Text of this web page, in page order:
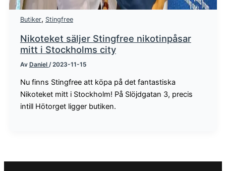
Butiker, Stingfree
Nikoteket säljer Stingfree nikotinpåsar
mitt i Stockholms city
Av Daniel /2023-11-15
Nu finns Stingfree att köpa på det fantastiska
Nikoteket mitt i Stockholm! På Slöjdgatan 3, precis
intill Hötorget ligger butiken.